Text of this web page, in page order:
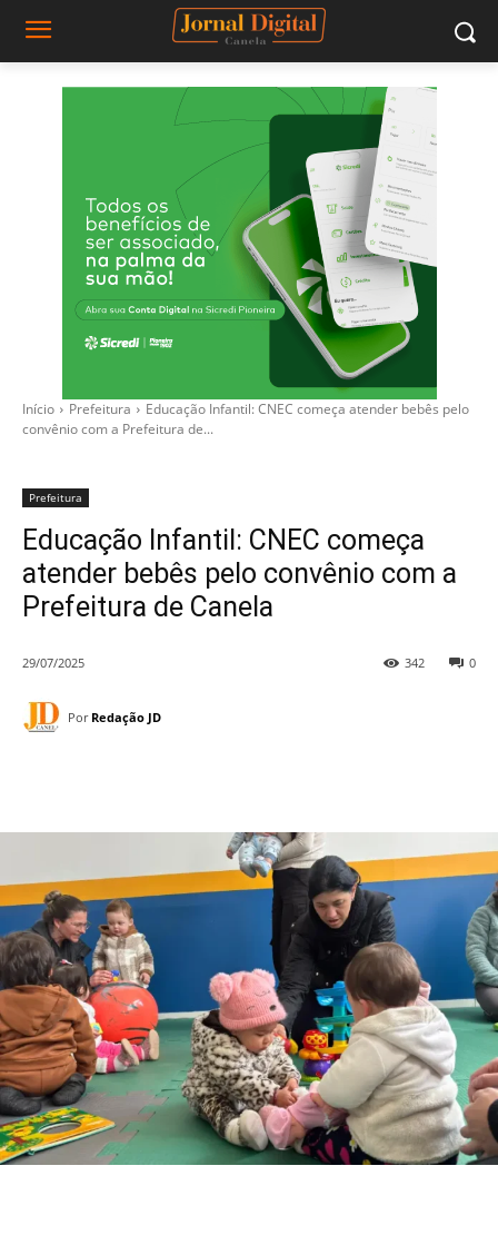
Início Prefeitura
Educação Infantil: CNEC começa atender bebês pelo
convênio com a Prefeitura de...
Prefeitura
Educação Infantil: CNEC começa
atender bebês pelo convênio com a
Prefeitura de Canela
29/07/2025 0
342
Por Redação JD